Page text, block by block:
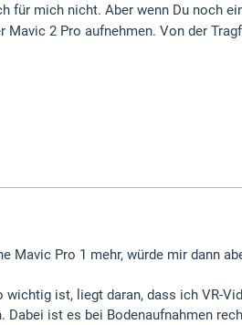
für mich nicht. Aber wenn Du noch
Mavic 2 Pro aufnehmen. Von der
Mavic Pro 1 mehr, würde mir dann
wichtig ist, liegt daran, dass ich VR-
Dabei ist es bei Bodenaufnahmen